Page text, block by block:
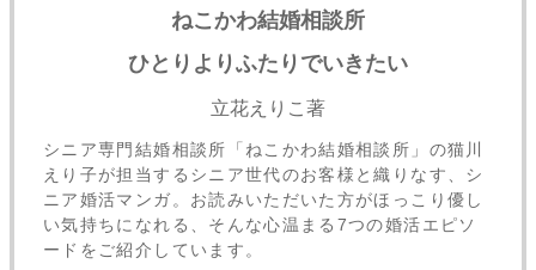
ねこかわ結婚相談所
ひとりよりふたりでいきたい
立花えりこ著
シニア専門結婚相談所「ねこかわ結婚相談所」の猫川
えり子が担当するシニア世代のお客様と織りなす、シ
ニア婚活マンガ。お読みいただいた方がほっこり優し
い気持ちになれる、そんな心温まる7つの婚活エピソ
ードをご紹介しています。